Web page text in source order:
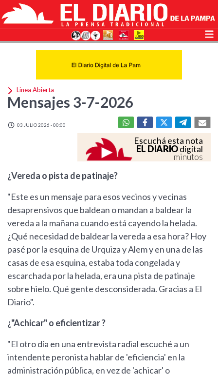
Linea Abierta
Mensajes 3-7-2026
03 JULIO 2026 - 00:00
Escuchá esta nota
EL DIARIOdigital
minutos
¿Vereda o pista de patinaje?
"Este es un mensaje para esos vecinos y vecinas
desaprensivos que baldean o mandan a baldear la
vereda a la mañana cuando está cayendo la helada.
¿Qué necesidad de baldear la vereda a esa hora? Hoy
pasé por la esquina de Urquiza y Alem y en una de las
casas de esa esquina, estaba toda congelada y
escarchada por la helada, era una pista de patinaje
sobre hielo. Qué gente desconsiderada. Gracias a El
Diario".
¿"Achicar" o eficientizar ?
"El otro día en una entrevista radial escuché a un
intendente peronista hablar de 'eficiencia' en la
administración pública, en vez de 'achicar' o